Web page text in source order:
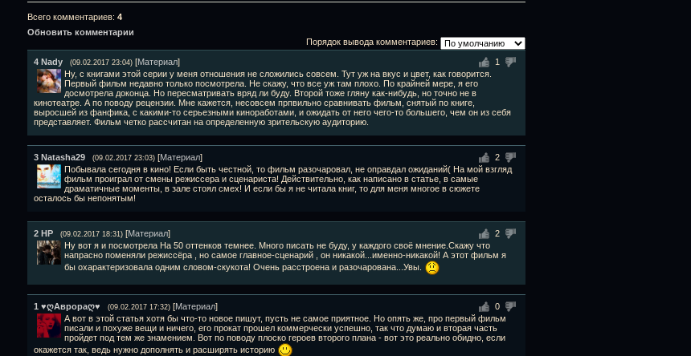
Всего комментариев: 4
Обновить комментарии
Порядок вывода комментариев:
1
4 Nady (09.02.2017 23:04) [Материал]
Ну, с книгами этой серии у меня отношения не сложились совсем. Тут уж на вкус и цвет, как говорится.
Первый фильм недавно только посмотрела. Не скажу, что все уж там плохо. По крайней мере, я его
досмотрела доконца. Но пересматривать вряд ли буду. Второй тоже гляну как-нибудь, но точно не в
кинотеатре. А по поводу рецензии. Мне кажется, несовсем прпвильно сравнивать фильм, снятый по книге,
выросшей из фанфика, с какими-то серьезными киноработами, и ожидать от него чего-то большего, чем он из себя
представляет. Фильм четко рассчитан на определенную зрительскую аудиторию.
2
3 Natasha29 (09.02.2017 23:03) [Материал]
Побывала сегодня в кино! Если быть честной, то фильм разочаровал, не оправдал ожиданий( На мой взгляд
фильм проиграл от смены режиссера и сценариста! Действительно, как написано в статье, в самые
драматичные моменты, в зале стоял смех! И если бы я не читала книг, то для меня многое в сюжете
осталось бы непонятым!
2
2 НР (09.02.2017 18:31) [Материал]
Ну вот я и посмотрела На 50 оттенков темнее. Много писать не буду, у каждого своё мнение.Скажу что
напрасно поменяли режиссёра , но самое главное-сценарий , он никакой...именно-никакой! А этот фильм я
бы охарактеризовала одним словом-скукота! Очень расстроена и разочарована...Увы.
0
1 ♥ღАврораღ♥ (09.02.2017 17:32) [Материал]
А вот в этой статья хотя бы что-то новое пишут, пусть не самое приятное. Но опять же, про первый фильм
писали и похуже вещи и ничего, его прокат прошел коммерчески успешно, так что думаю и вторая часть
пройдет под тем же знамением. Вот по поводу плоско героев второго плана - вот это реально обидно, если
окажется так, ведь нужно дополнять и расширять историю